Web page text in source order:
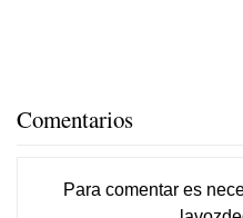
Comentarios
Para comentar es